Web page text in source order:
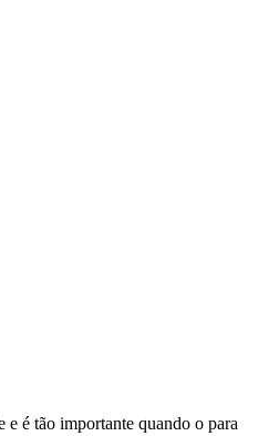
e é tão importante quando o para